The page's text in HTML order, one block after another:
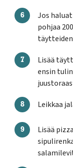
Jos
pohjaa
täytteiden
Lisää
ensin
Leikkaa
Lisää